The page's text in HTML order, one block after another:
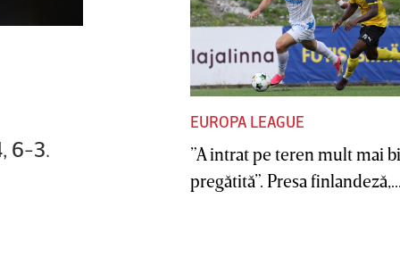
6-3.
EUROPA LEAGUE
”A intrat pe teren mult mai
pregătită”. Presa